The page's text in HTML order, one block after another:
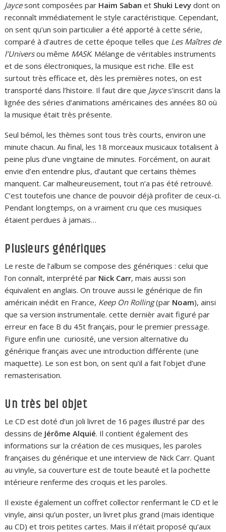
Jaycesont composées par Haim Saban et Shuki Levy dont on
reconnaît immédiatement le style caractéristique. Cependant,
on sent qu’un soin particulier a été apporté à cette série,
comparé à d’autres de cette époque telles que Les Maîtres de
l’Universou même MASK. Mélange de véritables instruments
et de sons électroniques, la musique est riche. Elle est
surtout très efficace et, dès les premières notes, on est
transporté dans l’histoire. Il faut dire que Jayces’inscrit dans la
lignée des séries d’animations américaines des années 80 où
la musique était très présente.
Seul bémol, les thèmes sont tous très courts, environ une
minute chacun. Au final, les 18 morceaux musicaux totalisent à
peine plus d’une vingtaine de minutes. Forcément, on aurait
envie d’en entendre plus, d’autant que certains thèmes
manquent. Car malheureusement, tout n’a pas été retrouvé.
C’est toutefois une chance de pouvoir déjà profiter de ceux-ci.
Pendant longtemps, on a vraiment cru que ces musiques
étaient perdues à jamais…
Plusieurs génériques
Le reste de l’album se compose des génériques : celui que
l’on connaît, interprété par Nick Carr, mais aussi son
équivalent en anglais. On trouve aussi le générique de fin
américain inédit en France, Keep On Rolling(par Noam), ainsi
que sa version instrumentale. cette dernièr avait figuré par
erreur en face B du 45t français, pour le premier pressage.
Figure enfin une curiosité, une version alternative du
générique français avec une introduction différente (une
maquette). Le son est bon, on sent qu’il a fait l’objet d’une
remasterisation.
Un très bel objet
Le CD est doté d’un joli livret de 16 pages illustré par des
dessins de Jérôme Alquié. Il contient également des
informations sur la création de ces musiques, les paroles
françaises du générique et une interview de Nick Carr. Quant
au vinyle, sa couverture est de toute beauté et la pochette
intérieure renferme des croquis et les paroles.
Il existe également un coffret collector renfermant le CD et le
vinyle, ainsi qu’un poster, un livret plus grand (mais identique
au CD) et trois petites cartes. Mais il n’était proposé qu’aux